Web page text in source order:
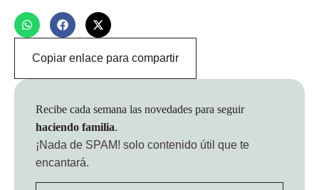
Copiar enlace para compartir
Recibe cada semana las novedades para seguir
haciendo familia.
¡Nada de SPAM! solo contenido útil que te
encantará.